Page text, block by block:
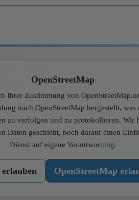
OpenStreetMap
Ihrer Zustimmung von
nach OpenStreetMap hergestellt, was
zu verfolgen und zu protokollieren. Wir
Daten geschieht, noch darauf einen
Dienst auf eigene Verantwortung.
OpenStreetMap